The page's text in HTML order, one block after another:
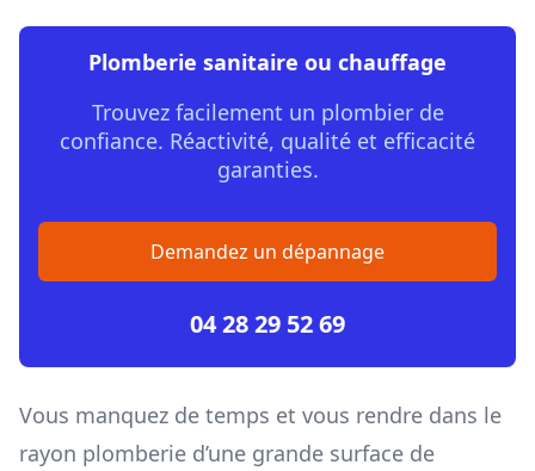
Plomberie sanitaire ou chauffage
Trouvez facilement un plombier de
confiance. Réactivité, qualité et efficacité
garanties.
Demandez un dépannage
04 28 29 52 69
Vous manquez de temps et vous rendre dans le
rayon plomberie d’une grande surface de